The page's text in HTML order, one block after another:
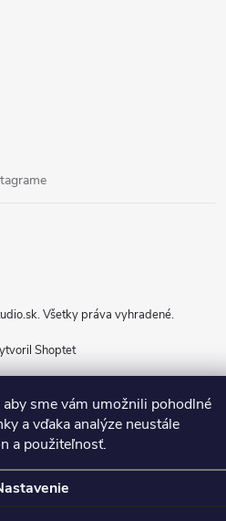
sme vám umožnili pohodlné
a vďaka analýze neustále
a použiteľnosť.
Shoptet
. Všetky práva vyhradené.